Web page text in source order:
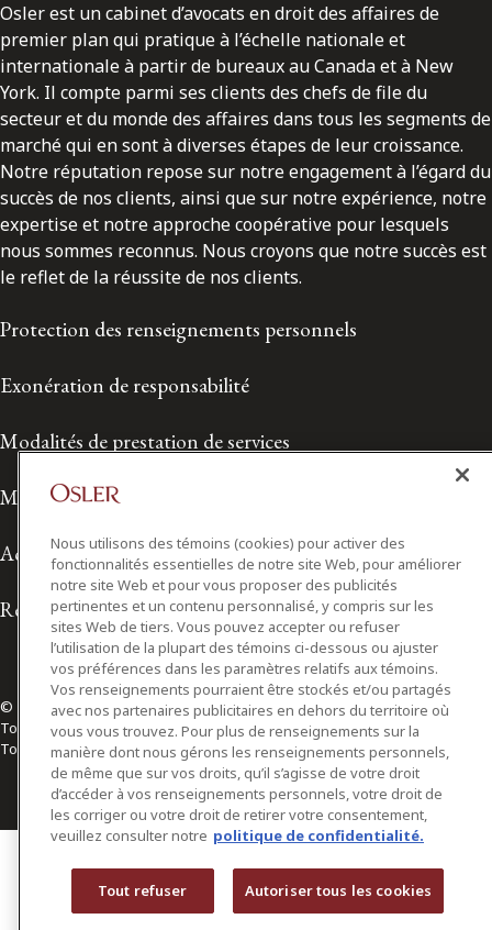
Osler est un cabinet d’avocats en droit des affaires de
premier plan qui pratique à l’échelle nationale et
internationale à partir de bureaux au Canada et à New
York. Il compte parmi ses clients des chefs de file du
secteur et du monde des affaires dans tous les segments de
marché qui en sont à diverses étapes de leur croissance.
Notre réputation repose sur notre engagement à l’égard du
succès de nos clients, ainsi que sur notre expérience, notre
expertise et notre approche coopérative pour lesquels
nous sommes reconnus. Nous croyons que notre succès est
le reflet de la réussite de nos clients.
Protection des renseignements personnels
Exonération de responsabilité
Modalités de prestation de services
Modalités d'utilisation
Accessibilité
Relations avec les médias
© 2026 Osler, Hoskin & Harcourt S.E.N.C.R.L./s.r.l.
Tous droits réservés
Toronto | Montréal | Calgary | Vancouver | Ottawa | New York
Nous utilisons des témoins (cookies) pour activer des
fonctionnalités essentielles de notre site Web, pour améliorer
notre site Web et pour vous proposer des publicités
pertinentes et un contenu personnalisé, y compris sur les
sites Web de tiers. Vous pouvez accepter ou refuser
l’utilisation de la plupart des témoins ci-dessous ou ajuster
vos préférences dans les paramètres relatifs aux témoins.
Vos renseignements pourraient être stockés et/ou partagés
avec nos partenaires publicitaires en dehors du territoire où
vous vous trouvez. Pour plus de renseignements sur la
manière dont nous gérons les renseignements personnels,
de même que sur vos droits, qu’il s’agisse de votre droit
d’accéder à vos renseignements personnels, votre droit de
les corriger ou votre droit de retirer votre consentement,
veuillez consulter notre politique de confidentialité.
Tout refuser Autoriser tous les cookies